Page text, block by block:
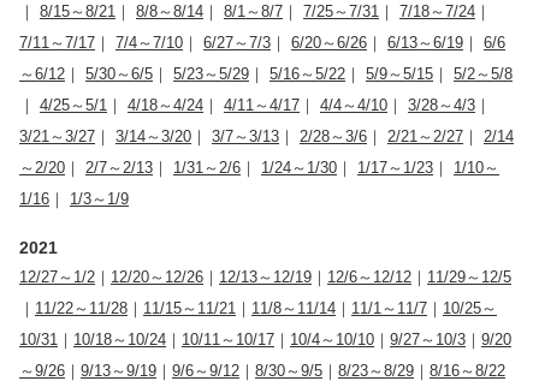
｜ 8/15～8/21 ｜ 8/8～8/14 ｜ 8/1～8/7 ｜ 7/25～7/31 ｜ 7/18～7/24 ｜
7/11～7/17 ｜ 7/4～7/10 ｜ 6/27～7/3 ｜ 6/20～6/26 ｜ 6/13～6/19 ｜ 6/6
～6/12 ｜ 5/30～6/5 ｜ 5/23～5/29 ｜ 5/16～5/22 ｜ 5/9～5/15 ｜ 5/2～5/8
｜ 4/25～5/1 ｜ 4/18～4/24 ｜ 4/11～4/17 ｜ 4/4～4/10 ｜ 3/28～4/3 ｜
3/21～3/27 ｜ 3/14～3/20 ｜ 3/7～3/13 ｜ 2/28～3/6 ｜ 2/21～2/27 ｜ 2/14
～2/20 ｜ 2/7～2/13 ｜ 1/31～2/6 ｜ 1/24～1/30 ｜ 1/17～1/23 ｜ 1/10～
1/16 ｜ 1/3～1/9
2021
12/27～1/2 ｜ 12/20～12/26 ｜ 12/13～12/19 ｜ 12/6～12/12 ｜ 11/29～12/5
｜ 11/22～11/28 ｜ 11/15～11/21 ｜ 11/8～11/14 ｜ 11/1～11/7 ｜ 10/25～
10/31 ｜ 10/18～10/24 ｜ 10/11～10/17 ｜ 10/4～10/10 ｜ 9/27～10/3 ｜ 9/20
～9/26 ｜ 9/13～9/19 ｜ 9/6～9/12 ｜ 8/30～9/5 ｜ 8/23～8/29 ｜ 8/16～8/22